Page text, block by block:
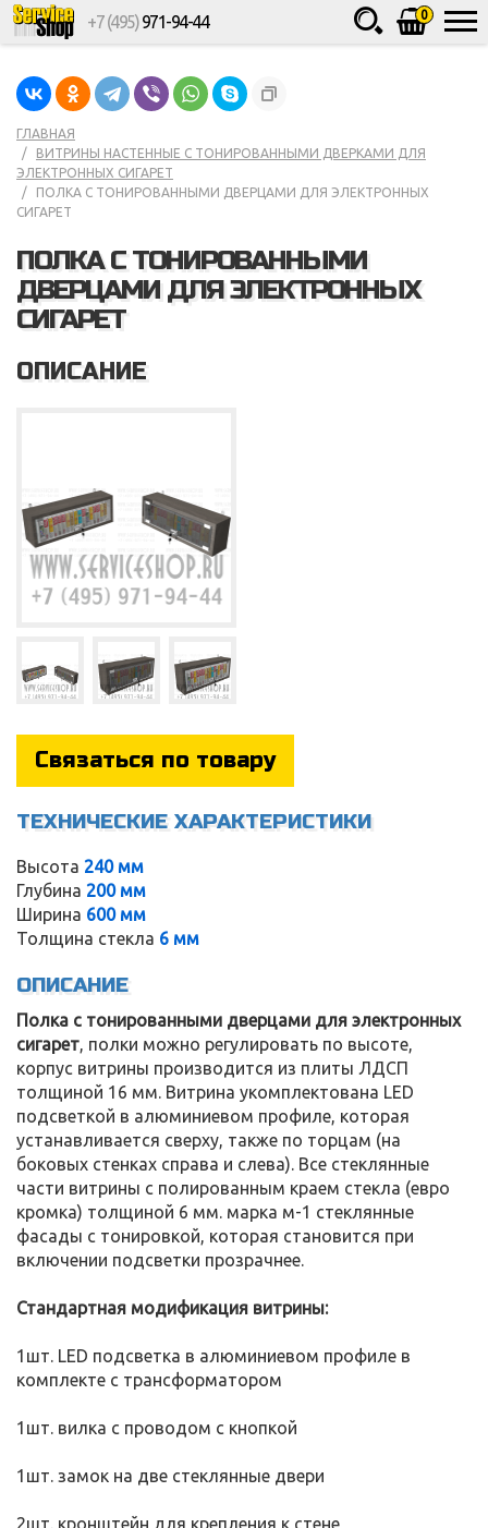
Service
0
+7 (495)971-94-44
ГЛАВНАЯ
ВИТРИНЫ НАСТЕННЫЕ С ТОНИРОВАННЫМИ ДВЕРКАМИ ДЛЯ
ЭЛЕКТРОННЫХ СИГАРЕТ
ПОЛКА С ТОНИРОВАННЫМИ ДВЕРЦАМИ ДЛЯ ЭЛЕКТРОННЫХ
СИГАРЕТ
ПОЛКА С ТОНИРОВАННЫМИ
ДВЕРЦАМИ ДЛЯ ЭЛЕКТРОННЫХ
СИГАРЕТ
ОПИСАНИЕ
Связаться по товару
ТЕХНИЧЕСКИЕ ХАРАКТЕРИСТИКИ
Высота 240 мм
Глубина 200 мм
Ширина 600 мм
Толщина стекла 6 мм
ОПИСАНИЕ
Полка с тонированными дверцами для электронных
сигарет, полки можно регулировать по высоте,
корпус витрины производится из плиты ЛДСП
толщиной 16 мм. Витрина укомплектована LED
подсветкой в алюминиевом профиле, которая
устанавливается сверху, также по торцам (на
боковых стенках справа и слева). Все стеклянные
части витрины с полированным краем стекла (евро
кромка) толщиной 6 мм. марка м-1 стеклянные
фасады с тонировкой, которая становится при
включении подсветки прозрачнее.
Стандартная модификация витрины:
1шт. LED подсветка в алюминиевом профиле в
комплекте с трансформатором
1шт. вилка с проводом с кнопкой
1шт. замок на две стеклянные двери
2шт. кронштейн для крепления к стене